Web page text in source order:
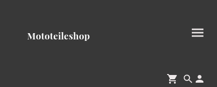
Mototeileshop